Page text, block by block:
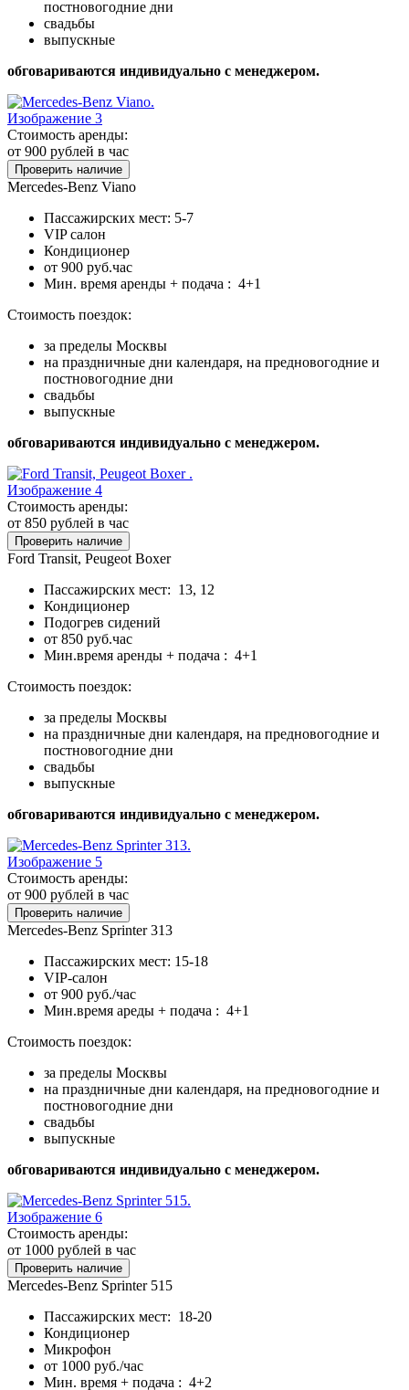
постновогодние дни
свадьбы
выпускные
обговариваются индивидуально с менеджером.
Стоимость аренды:
от 900 рублей в час
Проверить наличие
Mercedes-Benz Viano
Пассажирских мест: 5-7
VIP салон
Кондиционер
от 900 руб.час
Мин. время аренды + подача : 4+1
Стоимость поездок:
за пределы Москвы
на праздничные дни календаря, на предновогодние и
постновогодние дни
свадьбы
выпускные
обговариваются индивидуально с менеджером.
Стоимость аренды:
от 850 рублей в час
Проверить наличие
Ford Transit, Peugeot Boxer
Пассажирских мест: 13, 12
Кондиционер
Подогрев сидений
от 850 руб.час
Мин.время аренды + подача : 4+1
Стоимость поездок:
за пределы Москвы
на праздничные дни календаря, на предновогодние и
постновогодние дни
свадьбы
выпускные
обговариваются индивидуально с менеджером.
Стоимость аренды:
от 900 рублей в час
Проверить наличие
Mercedes-Benz Sprinter 313
Пассажирских мест: 15-18
VIP-салон
от 900 руб./час
Мин.время ареды + подача : 4+1
Стоимость поездок:
за пределы Москвы
на праздничные дни календаря, на предновогодние и
постновогодние дни
свадьбы
выпускные
обговариваются индивидуально с менеджером.
Стоимость аренды:
от 1000 рублей в час
Проверить наличие
Mercedes-Benz Sprinter 515
Пассажирских мест: 18-20
Кондиционер
Микрофон
от 1000 руб./час
Мин. время + подача : 4+2